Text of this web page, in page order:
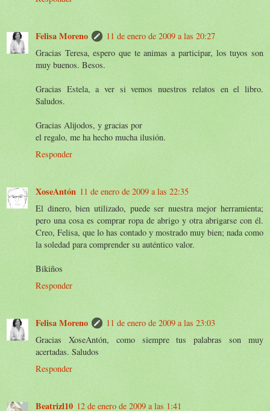
Felisa Moreno
11 de enero de 2009 a las 20:27
Gracias Teresa, espero que te animas a participar, los tuyos son
muy buenos. Besos.
Gracias Estela, a ver si vemos nuestros relatos en el libro.
Saludos.
Gracias Alijodos, y gracias por
el regalo, me ha hecho mucha ilusión.
Responder
XoseAntón 11 de enero de 2009 a las 22:35
El dinero, bien utilizado, puede ser nuestra mejor herramienta;
pero una cosa es comprar ropa de abrigo y otra abrigarse con él.
Creo, Felisa, que lo has contado y mostrado muy bien; nada como
la soledad para comprender su auténtico valor.
Bikiños
Responder
Felisa Moreno
11 de enero de 2009 a las 23:03
Gracias XoseAntón, como siempre tus palabras son muy
acertadas. Saludos
Responder
Beatrizl10 12 de enero de 2009 a las 1:41